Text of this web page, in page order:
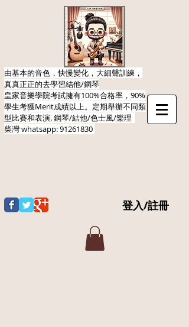
由基本的音色，快慢變化，大細聲訓練，
真真正正的去學習結他/鋼琴
皇家音樂學院考試擁有100%合格率，90%
學生考獲Merit成績以上。定期舉辦不同類
型比賽和表演.​ 鋼琴/結他/色士風/樂理
柴灣whatsapp:91261830
登入/註冊